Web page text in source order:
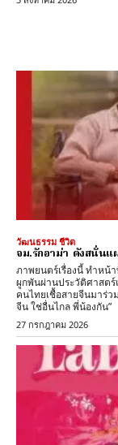
วัฒนธรรม ชีวิต
จม.รักอาม่า ดังสนั่น
ภาพยนตร์เรื่องนี้ ทำหน้
ผูกพันผ่านประวัติศาสต
คนไทยเชื้อสายจีนมาร่
จีน ใช่อื่นไกล พี่น้องกัน”
27 กรกฎาคม 2026